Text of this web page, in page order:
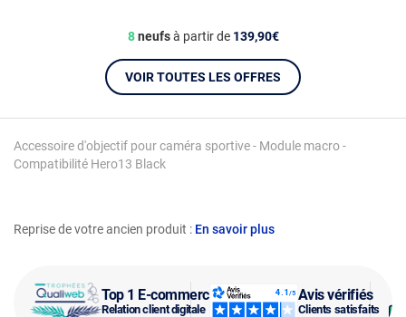
Top 1 E-commerce
Relation client digitale
Avis vérifiés
Clients satisfaits
Reprise de votre ancien produit : En savoir plus
Accessoire d'objectif pour caméra sportive - Module macro -
Compatibilité Hero13 Black
8neufsà partir de 139,90€
VOIR TOUTES LES OFFRES